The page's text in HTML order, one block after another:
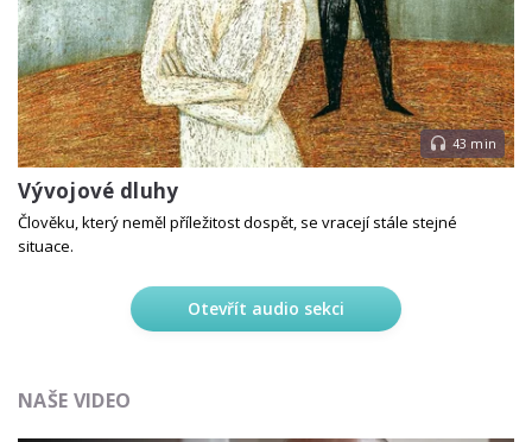
43 min
Vývojové dluhy
Člověku, který neměl příležitost dospět, se vracejí stále stejné
situace.
Otevřít audio sekci
NAŠE VIDEO